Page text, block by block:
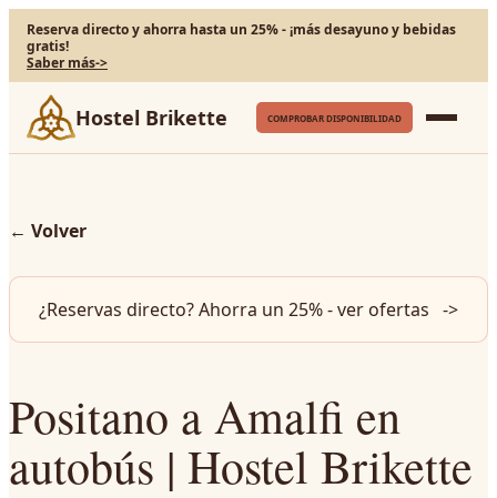
Reserva directo y ahorra hasta un 25% - ¡más desayuno y bebidas
gratis!
Saber más->
Hostel Brikette COMPROBAR DISPONIBILIDAD
← Volver
¿Reservas directo? Ahorra un 25% - ver ofertas ->
Positano a Amalfi en
autobús | Hostel Brikette